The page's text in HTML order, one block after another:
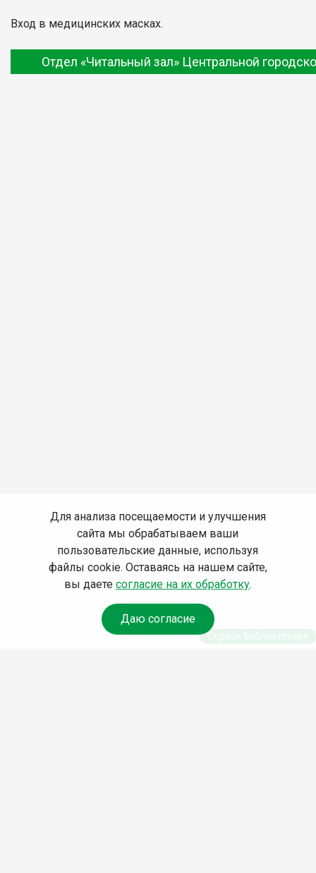
Вход в медицинских масках.
Отдел «Читальный зал» Центральной
Для анализа посещаемости и улучшения
сайта мы обрабатываем ваши
пользовательские данные, используя
файлы cookie. Оставаясь на нашем сайте,
вы даете согласие на их обработку.
Даю согласие
Спроси библиотекаря